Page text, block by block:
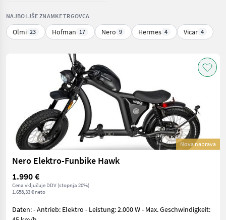
NAJBOLJŠE ZNAMKE TRGOVCA
Olmi 23 Hofman 17 Nero 9 Hermes 4 Vicar 4
Nova naprava
Nero Elektro-Funbike Hawk
1.990 €
Cena vključuje DDV (stopnja 20%)
1.658,33 € neto
Daten: - Antrieb: Elektro - Leistung: 2.000 W - Max. Geschwindigkeit: